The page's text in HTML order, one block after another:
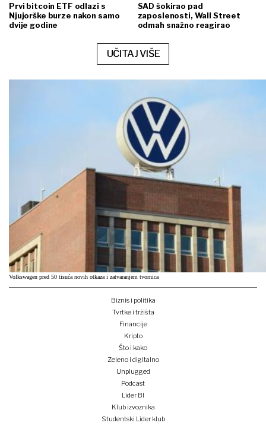
Prvi bitcoin ETF odlazi s
Njujorške burze nakon samo
dvije godine
SAD šokirao pad
zaposlenosti, Wall Street
odmah snažno reagirao
UČITAJ VIŠE
Volkswagen pred 50 tisuća novih otkaza i zatvaranjem tvornica
Biznis i politika
Tvrtke i tržišta
Financije
Kripto
Što i kako
Zeleno i digitalno
Unplugged
Podcast
Lider BI
Klub izvoznika
Studentski Lider klub